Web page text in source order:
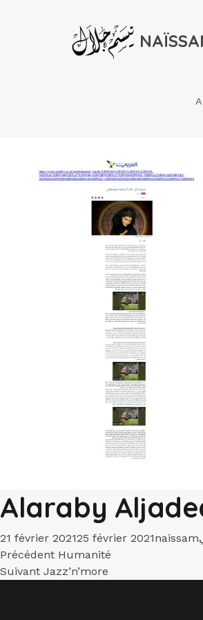
Publié
le
21 février 202125 février 2021Auteur
naissam
Navigation
de
Précédent Article
précédent :
Humanité
Suivant Article
Jazz’n’more